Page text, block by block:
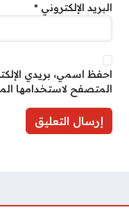
البريد الإلكتروني *
احفظ اسمي، بريدي
المتصفح لاستخدامها